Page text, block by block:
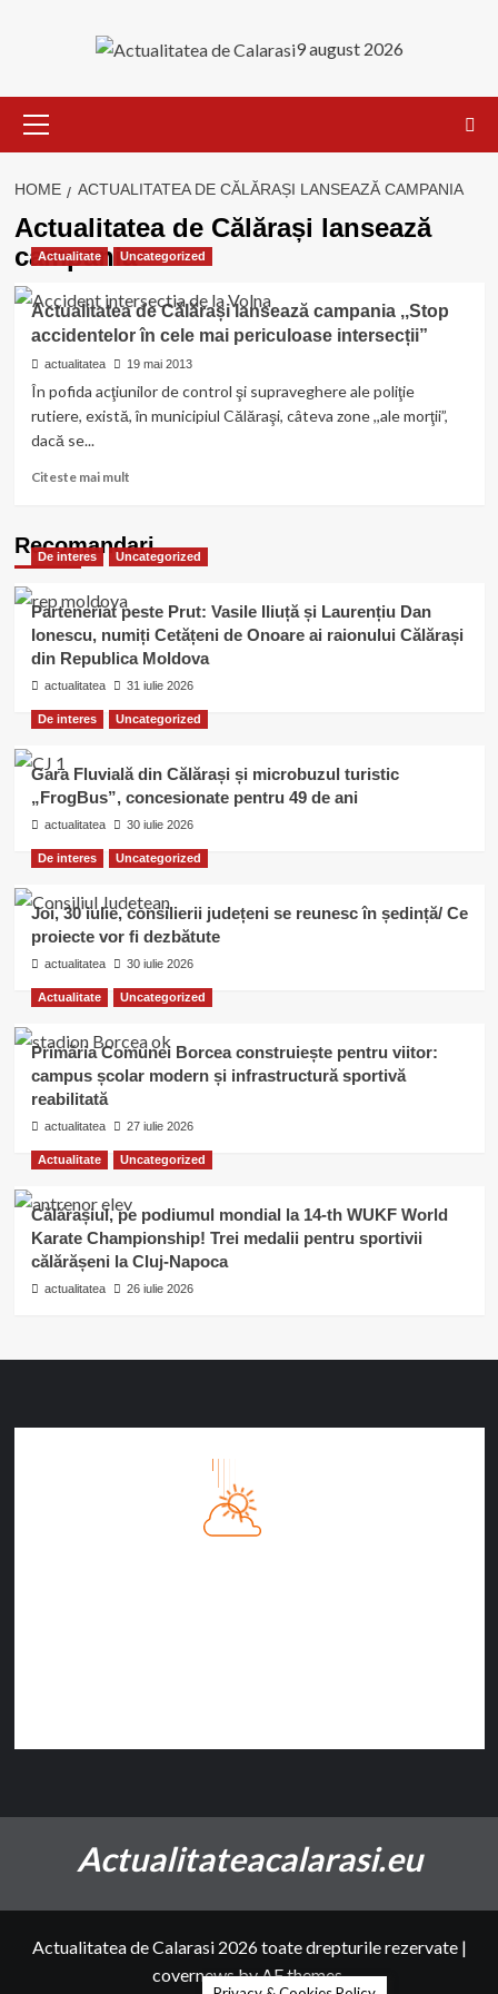
9 august 2026
Menu
HOME ACTUALITATEA DE CĂLĂRAȘI LANSEAZĂ CAMPANIA
Actualitatea de Călărași lansează
campania
Actualitate Uncategorized
Actualitatea de Călărași lansează campania ,,Stop
accidentelor în cele mai periculoase intersecții”
actualitatea 19 mai 2013
În pofida acţiunilor de control şi supraveghere ale poliţie
rutiere, există, în municipiul Călăraşi, câteva zone ,,ale morţii”,
dacă se...
Citeste mai multRead
Actualitatea
de
campania
,,Stop
accidentelor
în
cele
mai
intersecții”
Recomandari
De interes Uncategorized
Parteneriat peste Prut: Vasile Iliuță și Laurențiu Dan
Ionescu, numiți Cetățeni de Onoare ai raionului Călărași
din Republica Moldova
actualitatea 31 iulie 2026
De interes Uncategorized
Gara Fluvială din Călărași și microbuzul turistic
„FrogBus”, concesionate pentru 49 de ani
actualitatea 30 iulie 2026
De interes Uncategorized
Joi, 30 iulie, consilierii județeni se reunesc în ședință/ Ce
proiecte vor fi dezbătute
actualitatea 30 iulie 2026
Actualitate Uncategorized
Primăria Comunei Borcea construiește pentru viitor:
campus școlar modern și infrastructură sportivă
reabilitată
actualitatea 27 iulie 2026
Actualitate Uncategorized
Călărașiul, pe podiumul mondial la 14-th WUKF World
Karate Championship! Trei medalii pentru sportivii
călărășeni la Cluj-Napoca
actualitatea 26 iulie 2026
Călăraşi, RO
7:34 AM09/08/2026
Actualitateacalarasi.eu
Actualitatea de Calarasi 2026 toate drepturile rezervate |
covernewsby AF themes.